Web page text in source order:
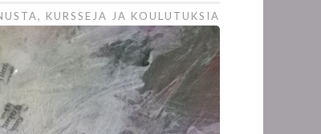
KURSSEJA JA KOULUTUKSIA